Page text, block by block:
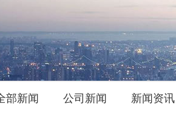
部新闻 公司新闻 新闻资讯